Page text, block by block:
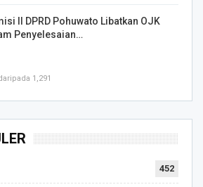
II DPRD Pohuwato Libatkan OJK
Penyelesaian…
1,291
452